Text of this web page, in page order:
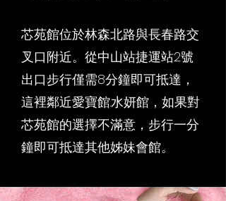
芯苑館位於林森北路與長春路交
叉口附近。從中山站捷運站2號
出口步行僅需8分鐘即可抵達，
這裡鄰近愛寶館.水妍館，如果對
芯苑館的選擇不滿意，步行一分
鐘即可抵達其他姊妹會館。